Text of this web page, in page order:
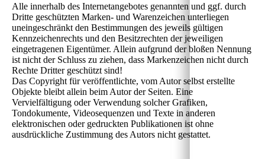
Alle innerhalb des Internetangebotes genannten und ggf. durch
Dritte geschützten Marken- und Warenzeichen unterliegen
uneingeschränkt den Bestimmungen des jeweils gültigen
Kennzeichenrechts und den Besitzrechten der jeweiligen
eingetragenen Eigentümer. Allein aufgrund der bloßen Nennung
ist nicht der Schluss zu ziehen, dass Markenzeichen nicht durch
Rechte Dritter geschützt sind!
Das Copyright für veröffentlichte, vom Autor selbst erstellte
Objekte bleibt allein beim Autor der Seiten. Eine
Vervielfältigung oder Verwendung solcher Grafiken,
Tondokumente, Videosequenzen und Texte in anderen
elektronischen oder gedruckten Publikationen ist ohne
ausdrückliche Zustimmung des Autors nicht gestattet.